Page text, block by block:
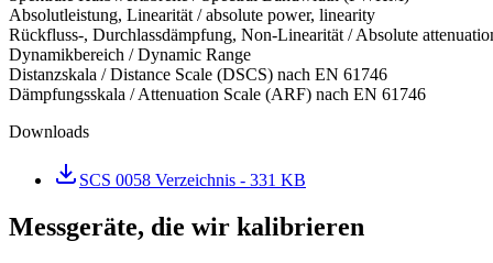
Absolutleistung, Linearität / absolute power, linearity
Rückfluss-, Durchlassdämpfung, Non-Linearität / Absolute
Dynamikbereich / Dynamic Range
Distanzskala / Distance Scale (DSCS) nach EN 61746
Dämpfungsskala / Attenuation Scale (ARF) nach EN 61746
Downloads
SCS 0058 Verzeichnis - 331 KB
Messgeräte, die wir kalibrieren